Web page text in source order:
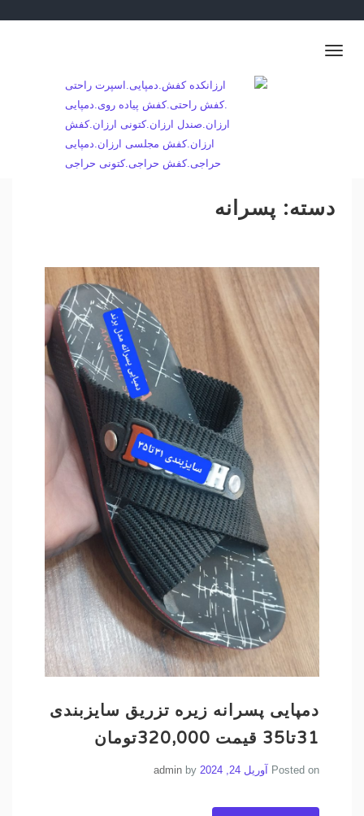
content
Toggle
ارزانکده کفش.دمپایی.اسپرت راحتی .کفش
راحتی.کفش پیاده روی.دمپایی ارزان.صندل
ارزان.کتونی ارزان.کفش ارزان.کفش مجلسی
ارزان.دمپایی حراجی.کفش حراجی.کتونی حراجی
فروش عمده کفش و ارسال به سراسر ایران
دسته: پسرانه
دمپایی پسرانه زیره تزریق سایزبندی
31تا35 قیمت 320,000تومان
Posted on آوریل 24, 2024 admin